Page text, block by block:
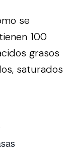
se
100
grasos
saturados